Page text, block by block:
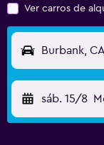
Ver carros de
Burbank,
sáb. 15/8